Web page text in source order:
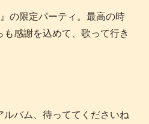
の限定パーティ。最高の時
感謝を込めて、歌って行き
バム、待っててくださいね